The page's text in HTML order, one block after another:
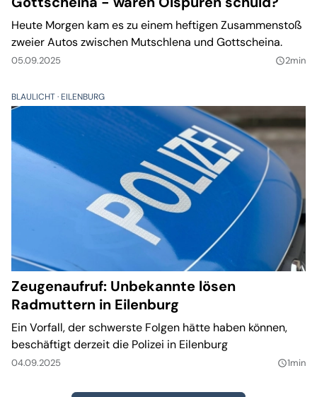
Heute Morgen kam es zu einem heftigen Zusammenstoß
zweier Autos zwischen Mutschlena und Gottscheina.
05.09.2025 query_builder2min
BLAULICHT EILENBURG
Zeugenaufruf: Unbekannte lösen
Radmuttern in Eilenburg
Ein Vorfall, der schwerste Folgen hätte haben können,
beschäftigt derzeit die Polizei in Eilenburg
04.09.2025 query_builder1min